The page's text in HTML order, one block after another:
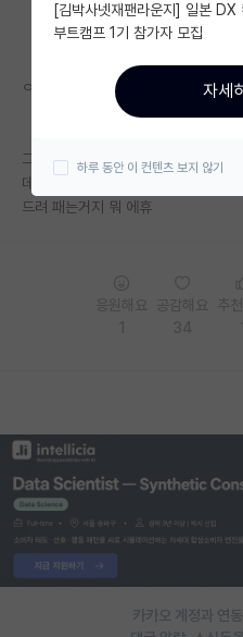
미국 유학 게시판
미국 대학원 합격 후기 게시
대학원생 모집 게시판
연구실(PI) 홍보 게시판
PI 전용 게시판
인문사회 계열 게시판
특수/전문대학원 게시판
반도체/AI 게시판
장학금/장학생 게시판
ㅇㅈ?
그냥 지출은 줄여야겠고 다른곳은 반
데모도 할 줄 모르고 법도 모르는 수
드려 패는거지 뭐 에휴
카카오 계정과 연
[김박사넷재팬라운지] 일본
부트캠프 1기 참가자 모집
자세
하루 동안 이 컨텐츠 보지 않기